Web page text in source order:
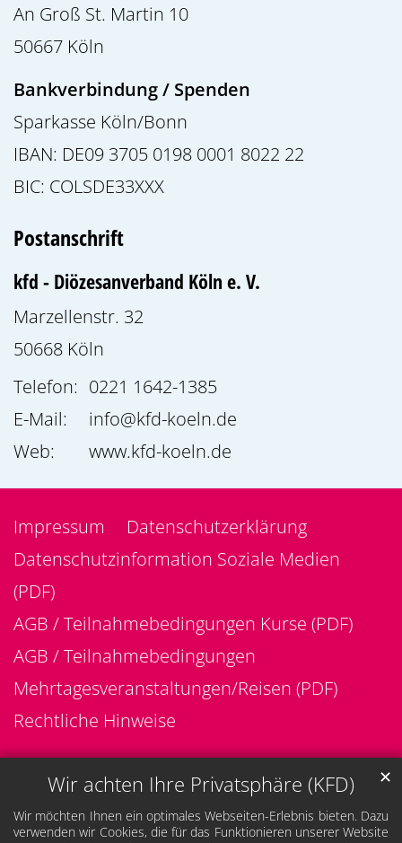
Wir achten Ihre Privatsphäre (KFD)
Wir möchten Ihnen ein optimales Webseiten-Erlebnis bieten. Dazu
verwenden wir Cookies, die für das Funktionieren unserer Website
✕
An Groß St. Martin 10
50667 Köln
Bankverbindung / Spenden
Sparkasse Köln/Bonn
IBAN: DE09 3705 0198 0001 8022 22
BIC: COLSDE33XXX
Postanschrift
kfd - Diözesanverband Köln e. V.
Marzellenstr. 32
50668 Köln
Telefon: 0221 1642-1385
E-Mail:
info@kfd-koeln.de
Web:
www.kfd-koeln.de
Impressum
Datenschutzerklärung
Datenschutzinformation Soziale Medien
(PDF)
AGB / Teilnahmebedingungen Kurse (PDF)
AGB / Teilnahmebedingungen
Mehrtagesveranstaltungen/Reisen (PDF)
Rechtliche Hinweise